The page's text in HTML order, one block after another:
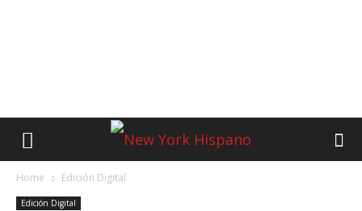
Home Edición Digital
Edición Digital